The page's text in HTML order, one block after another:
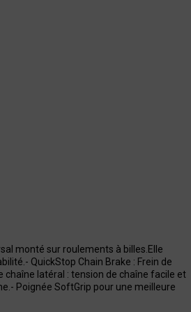
monté sur roulements à billes.Elle
QuickStop Chain Brake : Frein de
latéral : tension de chaîne facile et
Poignée SoftGrip pour une meilleure